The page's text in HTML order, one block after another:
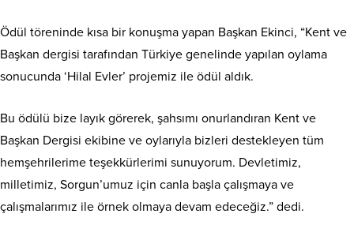
Ödül töreninde kısa bir konuşma yapan Başkan Ekinci, “Kent ve
Başkan dergisi tarafından Türkiye genelinde yapılan oylama
sonucunda ‘Hilal Evler’ projemiz ile ödül aldık.
Bu ödülü bize layık görerek, şahsımı onurlandıran Kent ve
Başkan Dergisi ekibine ve oylarıyla bizleri destekleyen tüm
hemşehrilerime teşekkürlerimi sunuyorum. Devletimiz,
milletimiz, Sorgun’umuz için canla başla çalışmaya ve
çalışmalarımız ile örnek olmaya devam edeceğiz.” dedi.